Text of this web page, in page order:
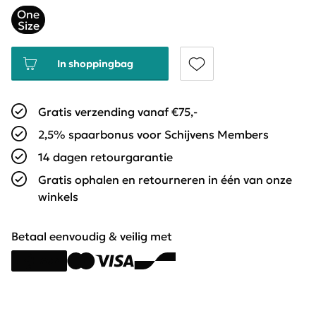
One
Size
In shoppingbag
Gratis verzending vanaf €75,-
2,5% spaarbonus voor Schijvens Members
14 dagen retourgarantie
Gratis ophalen en retourneren in één van onze
winkels
Betaal eenvoudig & veilig met